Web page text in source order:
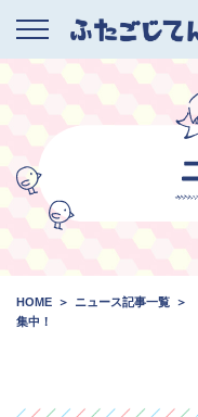
HOME ニュース記事一覧
集中！